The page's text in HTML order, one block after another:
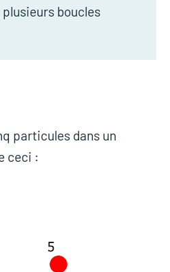
boucles
particules dans un
ceci :